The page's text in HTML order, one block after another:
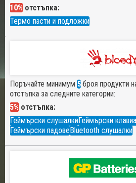
10% отстъпка:
Термо пасти и подложки
Поръчайте минимум 5 броя продукти
отстъпка за следните категории:
5% отстъпка:
Геймърски слушалкиГеймърски
Геймърски падовеBluetooth слушалки